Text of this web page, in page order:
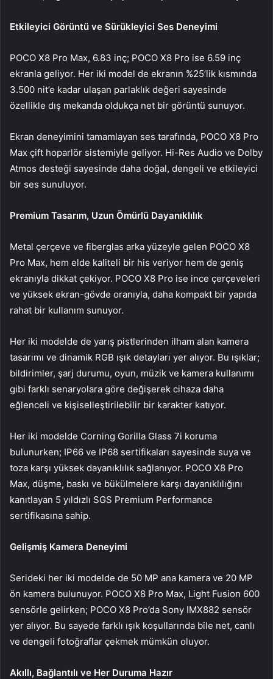
Etkileyici Görüntü ve Sürükleyici Ses Deneyimi
POCO X8 Pro Max, 6.83 inç; POCO X8 Pro ise 6.59 inç
ekranla geliyor. Her iki model de ekranın %25’lik kısmında
3.500 nit’e kadar ulaşan parlaklık değeri sayesinde
özellikle dış mekanda oldukça net bir görüntü sunuyor.
Ekran deneyimini tamamlayan ses tarafında, POCO X8 Pro
Max çift hoparlör sistemiyle geliyor. Hi-Res Audio ve Dolby
Atmos desteği sayesinde daha doğal, dengeli ve etkileyici
bir ses sunuluyor.
Premium Tasarım, Uzun Ömürlü Dayanıklılık
Metal çerçeve ve fiberglas arka yüzeyle gelen POCO X8
Pro Max, hem elde kaliteli bir his veriyor hem de geniş
ekranıyla dikkat çekiyor. POCO X8 Pro ise ince çerçeveleri
ve yüksek ekran-gövde oranıyla, daha kompakt bir yapıda
rahat bir kullanım sunuyor.
Her iki modelde de yarış pistlerinden ilham alan kamera
tasarımı ve dinamik RGB ışık detayları yer alıyor. Bu ışıklar;
bildirimler, şarj durumu, oyun, müzik ve kamera kullanımı
gibi farklı senaryolara göre değişerek cihaza daha
eğlenceli ve kişiselleştirilebilir bir karakter katıyor.
Her iki modelde Corning Gorilla Glass 7i koruma
bulunurken; IP66 ve IP68 sertifikaları sayesinde suya ve
toza karşı yüksek dayanıklılık sağlanıyor. POCO X8 Pro
Max, düşme, baskı ve bükülmelere karşı dayanıklılığını
kanıtlayan 5 yıldızlı SGS Premium Performance
sertifikasına sahip.
Gelişmiş Kamera Deneyimi
Serideki her iki modelde de 50 MP ana kamera ve 20 MP
ön kamera bulunuyor. POCO X8 Pro Max, Light Fusion 600
sensörle gelirken; POCO X8 Pro’da Sony IMX882 sensör
yer alıyor. Bu sayede farklı ışık koşullarında bile net, canlı
ve dengeli fotoğraflar çekmek mümkün oluyor.
Akıllı, Bağlantılı ve Her Duruma Hazır